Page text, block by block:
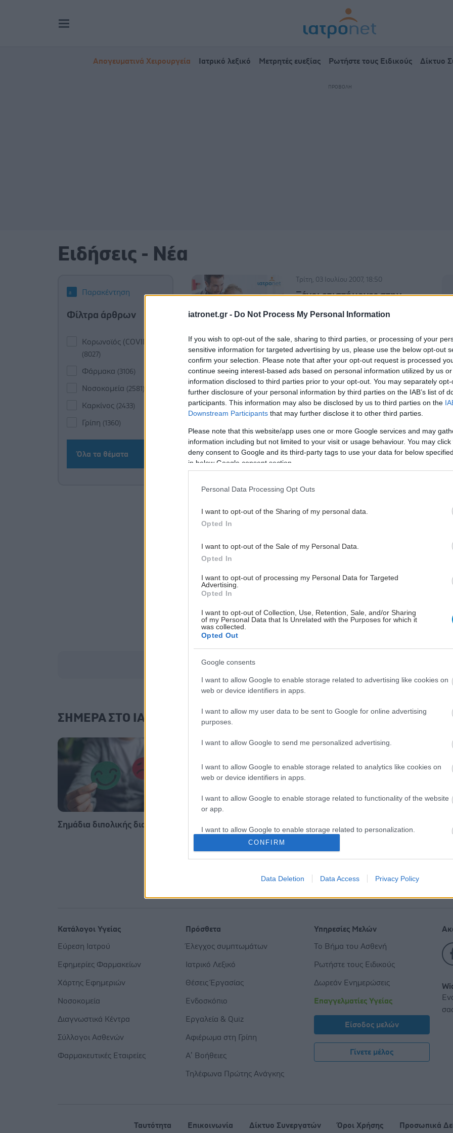
iatronet.gr - Do Not Process My Personal Information
If you wish to opt-out of the sale, sharing to third parties, or processing of your
sensitive information for targeted advertising by us, please use the below opt-out
confirm your selection. Please note that after your opt-out request is processed
continue seeing interest-based ads based on personal information utilized by us
information disclosed to third parties prior to your opt-out. You may separately
further disclosure of your personal information by third parties on the IAB’s list of
participants. This information may also be disclosed by us to third parties on the
Downstream Participants that may further disclose it to other third parties.
Please note that this website/app uses one or more Google services and may
information including but not limited to your visit or usage behaviour. You may
deny consent to Google and its third-party tags to use your data for below
in below Google consent section.
Personal Data Processing Opt Outs
I want to opt-out of the Sharing of my personal data.
Opted In
I want to opt-out of the Sale of my Personal Data.
Opted In
I want to opt-out of processing my Personal Data for Targeted
Advertising.
Opted In
I want to opt-out of Collection, Use, Retention, Sale, and/or Sharing
of my Personal Data that Is Unrelated with the Purposes for which it
was collected.
Opted Out
Google consents
I want to allow Google to enable storage related to advertising like cookies on
web or device identifiers in apps.
I want to allow my user data to be sent to Google for online advertising
purposes.
I want to allow Google to send me personalized advertising.
I want to allow Google to enable storage related to analytics like cookies on
web or device identifiers in apps.
I want to allow Google to enable storage related to functionality of the website
or app.
I want to allow Google to enable storage related to personalization.
I want to allow Google to enable storage related to security, including
CONFIRM
Data Deletion Data Access Privacy Policy
Απογευματινά Χειρουργεία Ιατρικό λεξικό Μετρητές ευεξίας Ρωτήστε τους Ειδικούς Δίκτυο
Ειδήσεις - Νέα
Παρακέντηση
Φίλτρα άρθρων
Κορωνοϊός (COVID-19)
(8027)
Φάρμακα (3106)
Νοσοκομεία (2581)
Καρκίνος (2433)
Γρίπη (1360)
Όλα τα θέματα
Τρίτη, 03 Ιουλίου 2007, 18:50
Ξένοι επιστήμονες στην
να συμμετάσχουν στο αυριανό
ιατρικό συμβούλιο για τον
Αρχιεπίσκοπο. Η κατάσταση της
υγείας του κ. Χριστοδούλου εμφανίζει
αρκετές δυσκολίες, μετά τη
συγκέντρωση ασκιτικού υγρού, το
οποίο αφαιρέθηκε χθες με
ΣΗΜΕΡΑ ΣΤΟ IATRONET.GR
Σημάδια διπολικής διαταραχής Φυτικές ίνες και οι μορφές τους
Αδ. Γεωργιάδης στη Ρόδο:
ενάμιση χρόνο, το
για την αντιμετώπιση των
προσωπικού
Κατάλογοι Υγείας
Εύρεση Ιατρού
Εφημερίες Φαρμακείων
Χάρτης Εφημεριών
Νοσοκομεία
Διαγνωστικά Κέντρα
Σύλλογοι Ασθενών
Φαρμακευτικές Εταιρείες
Πρόσθετα
Έλεγχος συμπτωμάτων
Ιατρικό Λεξικό
Θέσεις Έργασίας
Ενδοσκόπιο
Εργαλεία & Quiz
Αφιέρωμα στη Γρίπη
Α’ Βοήθειες
Τηλέφωνα Πρώτης Ανάγκης
Υπηρεσίες Μελών
Το Βήμα του Ασθενή
Ρωτήστε τους Ειδικούς
Δωρεάν Ενημερώσεις
Επαγγελματίες Υγείας
Είσοδος μελών
Γίνετε μέλος
Ταυτότητα Επικοινωνία Δίκτυο Συνεργατών Όροι Χρήσης Προσωπικά